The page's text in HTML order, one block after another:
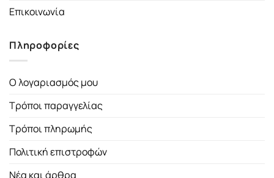
Επικοινωνία
Πληροφορίες
Ο λογαριασμός μου
Τρόποι παραγγελίας
Τρόποι πληρωμής
Πολιτική επιστροφών
Νέα και άρθρα